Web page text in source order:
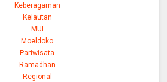
Keberagaman
Kelautan
MUI
Moeldoko
Pariwisata
Ramadhan
Regional